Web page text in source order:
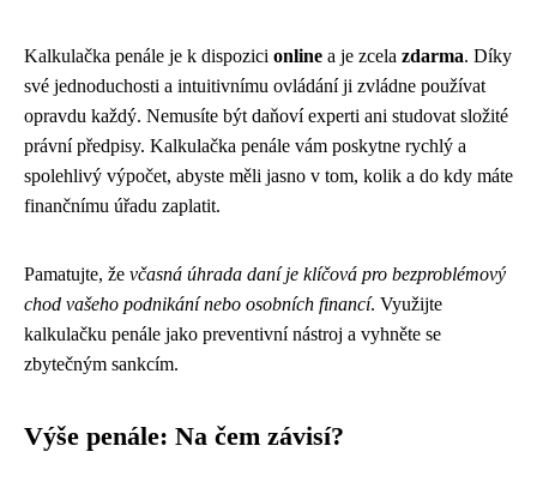
Kalkulačka penále je k dispozici online a je zcela zdarma. Díky
své jednoduchosti a intuitivnímu ovládání ji zvládne používat
opravdu každý. Nemusíte být daňoví experti ani studovat složité
právní předpisy. Kalkulačka penále vám poskytne rychlý a
spolehlivý výpočet, abyste měli jasno v tom, kolik a do kdy máte
finančnímu úřadu zaplatit.
Pamatujte, že včasná úhrada daní je klíčová pro bezproblémový
chod vašeho podnikání nebo osobních financí. Využijte
kalkulačku penále jako preventivní nástroj a vyhněte se
zbytečným sankcím.
Výše penále: Na čem závisí?